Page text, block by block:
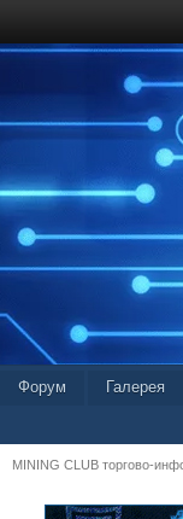
Форум Галерея
MINING CLUB торгово-